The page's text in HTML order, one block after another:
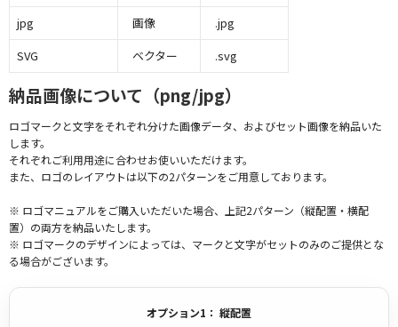
jpg
画像
.jpg
SVG
ベクター .svg
納品画像について（png/jpg）
ロゴマークと文字をそれぞれ分けた画像データ、およびセット画像を納品いた
します。
それぞれご利用用途に合わせお使いいただけます。
また、ロゴのレイアウトは以下の2パターンをご用意しております。
※ ロゴマニュアルをご購入いただいた場合、上記2パターン（縦配置・横配
置）の両方を納品いたします。
※ ロゴマークのデザインによっては、マークと文字がセットのみのご提供とな
る場合がございます。
オプション1： 縦配置